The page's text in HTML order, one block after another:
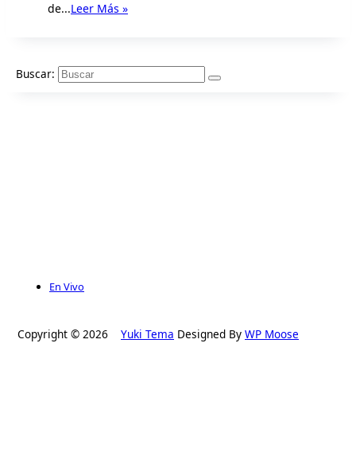
de...Leer Más »
Buscar:
En Vivo
Copyright © 2026 Yuki Tema Designed By WP Moose